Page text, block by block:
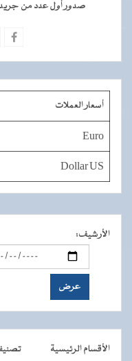
صدور أول عدد من جريدة
أسعار العملات
Euro
Dollar US
الأرشيف:
الأقسام الرئيسية